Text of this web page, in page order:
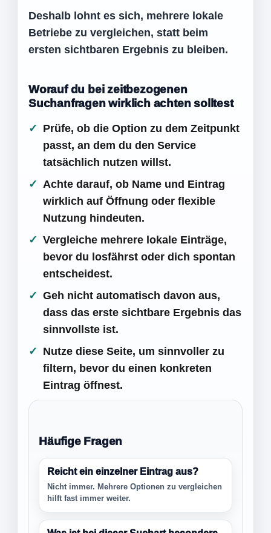
Deshalb lohnt es sich, mehrere lokale
Betriebe zu vergleichen, statt beim
ersten sichtbaren Ergebnis zu bleiben.
Worauf du bei zeitbezogenen
Suchanfragen wirklich achten solltest
Prüfe, ob die Option zu dem Zeitpunkt
passt, an dem du den Service
tatsächlich nutzen willst.
Achte darauf, ob Name und Eintrag
wirklich auf Öffnung oder flexible
Nutzung hindeuten.
Vergleiche mehrere lokale Einträge,
bevor du losfährst oder dich spontan
entscheidest.
Geh nicht automatisch davon aus,
dass das erste sichtbare Ergebnis das
sinnvollste ist.
Nutze diese Seite, um sinnvoller zu
filtern, bevor du einen konkreten
Eintrag öffnest.
Häufige Fragen
Reicht ein einzelner Eintrag aus?
Nicht immer. Mehrere Optionen zu vergleichen
hilft fast immer weiter.